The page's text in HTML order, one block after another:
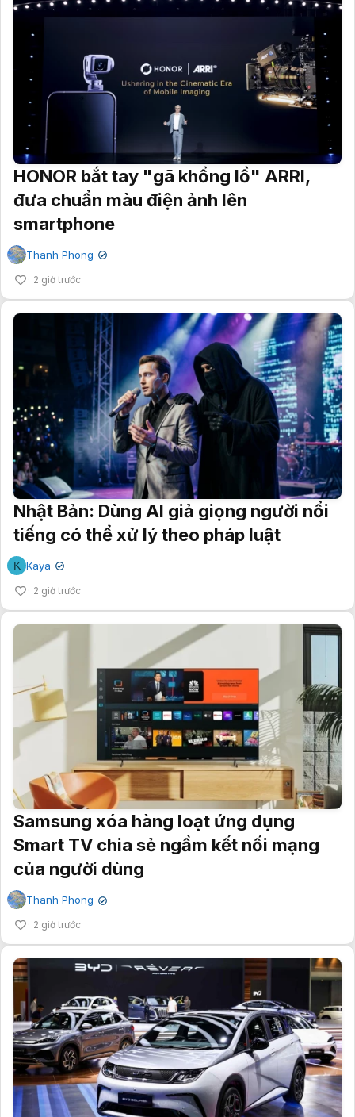
HONOR bắt tay "gã khổng lồ" ARRI,
đưa chuẩn màu điện ảnh lên
smartphone
Thanh Phong ✔
2 giờ trước
Nhật Bản: Dùng AI giả giọng người nổi
tiếng có thể xử lý theo pháp luật
K Kaya ✔
2 giờ trước
Samsung xóa hàng loạt ứng dụng
Smart TV chia sẻ ngầm kết nối mạng
của người dùng
Thanh Phong ✔
2 giờ trước